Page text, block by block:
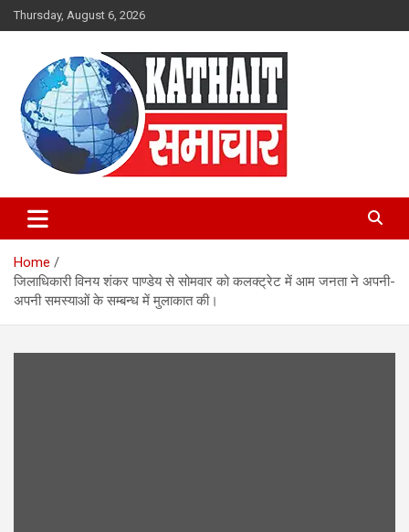
Skip
to
Thursday, August 6, 2026
Kathait Samachar – Latest
Uttarakhand News in Hindi,
Uttarakhand News Headlines
Home
जिलाधिकारी विनय शंकर पाण्डेय से सोमवार को कलक्ट्रेट में आम जनता ने अपनी-
अपनी समस्याओं के सम्बन्ध में मुलाकात की।